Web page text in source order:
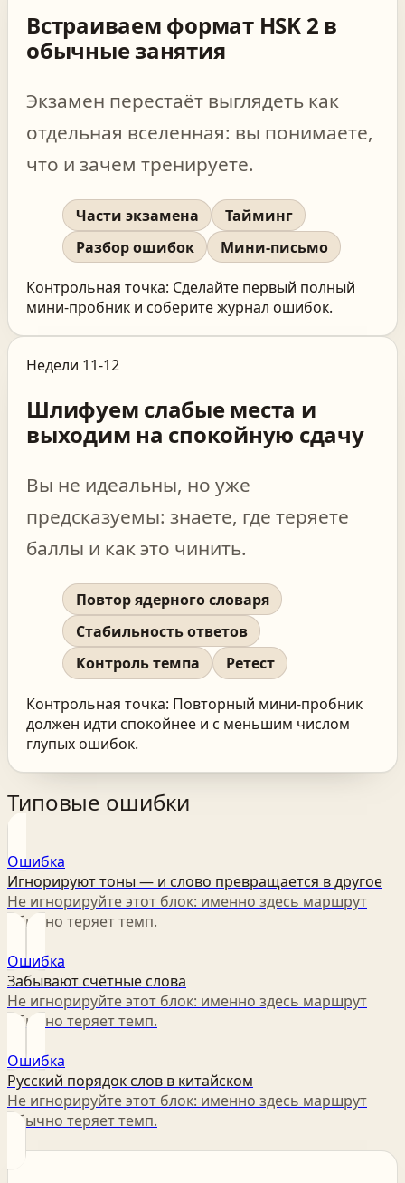
Встраиваем формат HSK 2 в
обычные занятия
Экзамен перестаёт выглядеть как
отдельная вселенная: вы понимаете,
что и зачем тренируете.
Части экзамена
Тайминг
Разбор ошибок
Мини-письмо
Контрольная точка: Сделайте первый полный
мини-пробник и соберите журнал ошибок.
Недели 11-12
Шлифуем слабые места и
выходим на спокойную сдачу
Вы не идеальны, но уже
предсказуемы: знаете, где теряете
баллы и как это чинить.
Повтор ядерного словаря
Стабильность ответов
Контроль темпа
Ретест
Контрольная точка: Повторный мини-пробник
должен идти спокойнее и с меньшим числом
глупых ошибок.
Типовые ошибки
Ошибка
Игнорируют тоны — и слово превращается в другое
Не игнорируйте этот блок: именно здесь маршрут
обычно теряет темп.
Ошибка
Забывают счётные слова
Не игнорируйте этот блок: именно здесь маршрут
обычно теряет темп.
Ошибка
Русский порядок слов в китайском
Не игнорируйте этот блок: именно здесь маршрут
обычно теряет темп.